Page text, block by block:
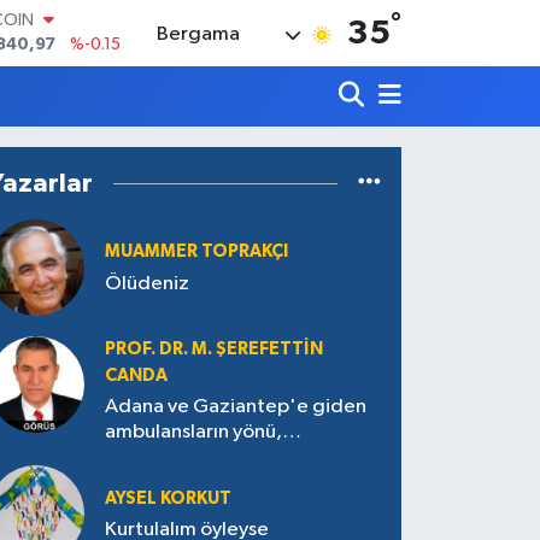
%0.18
%0
%-14
%-0.15
Bergama 35°
MUAMMER TOPRAKÇI
Ölüdeniz
PROF. DR. M. ŞEREFETTIN
CANDA
Adana ve Gaziantep'e giden
ambulansların yönü,
AYSEL KORKUT
Kurtulalım öyleyse